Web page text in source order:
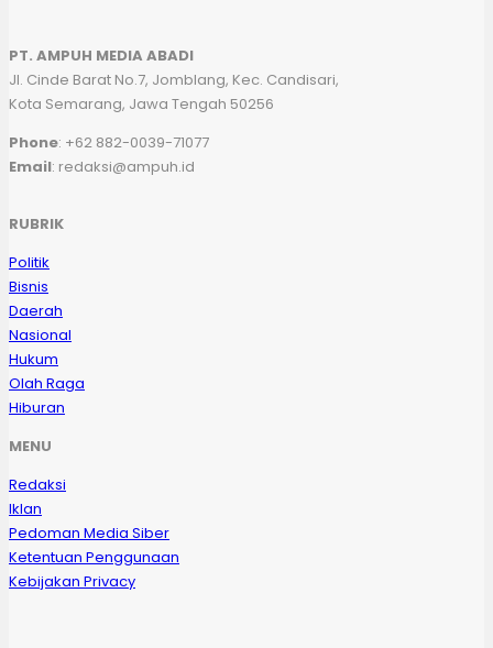
PT. AMPUH MEDIA ABADI
Jl. Cinde Barat No.7, Jomblang, Kec. Candisari,
Kota Semarang, Jawa Tengah 50256
Phone: +62 882-0039-71077
Email: redaksi@ampuh.id
RUBRIK
Politik
Bisnis
Daerah
Nasional
Hukum
Olah Raga
Hiburan
MENU
Redaksi
Iklan
Pedoman Media Siber
Ketentuan Penggunaan
Kebijakan Privacy